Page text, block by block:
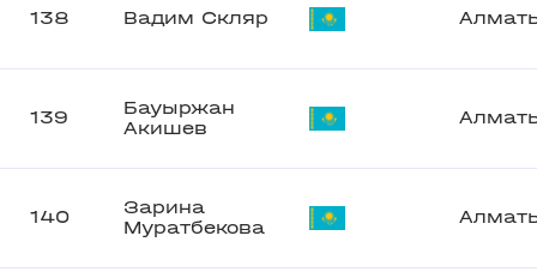
138 Вадим Скляр
139
Бауыржан
Акишев
140
Зарина
Муратбекова